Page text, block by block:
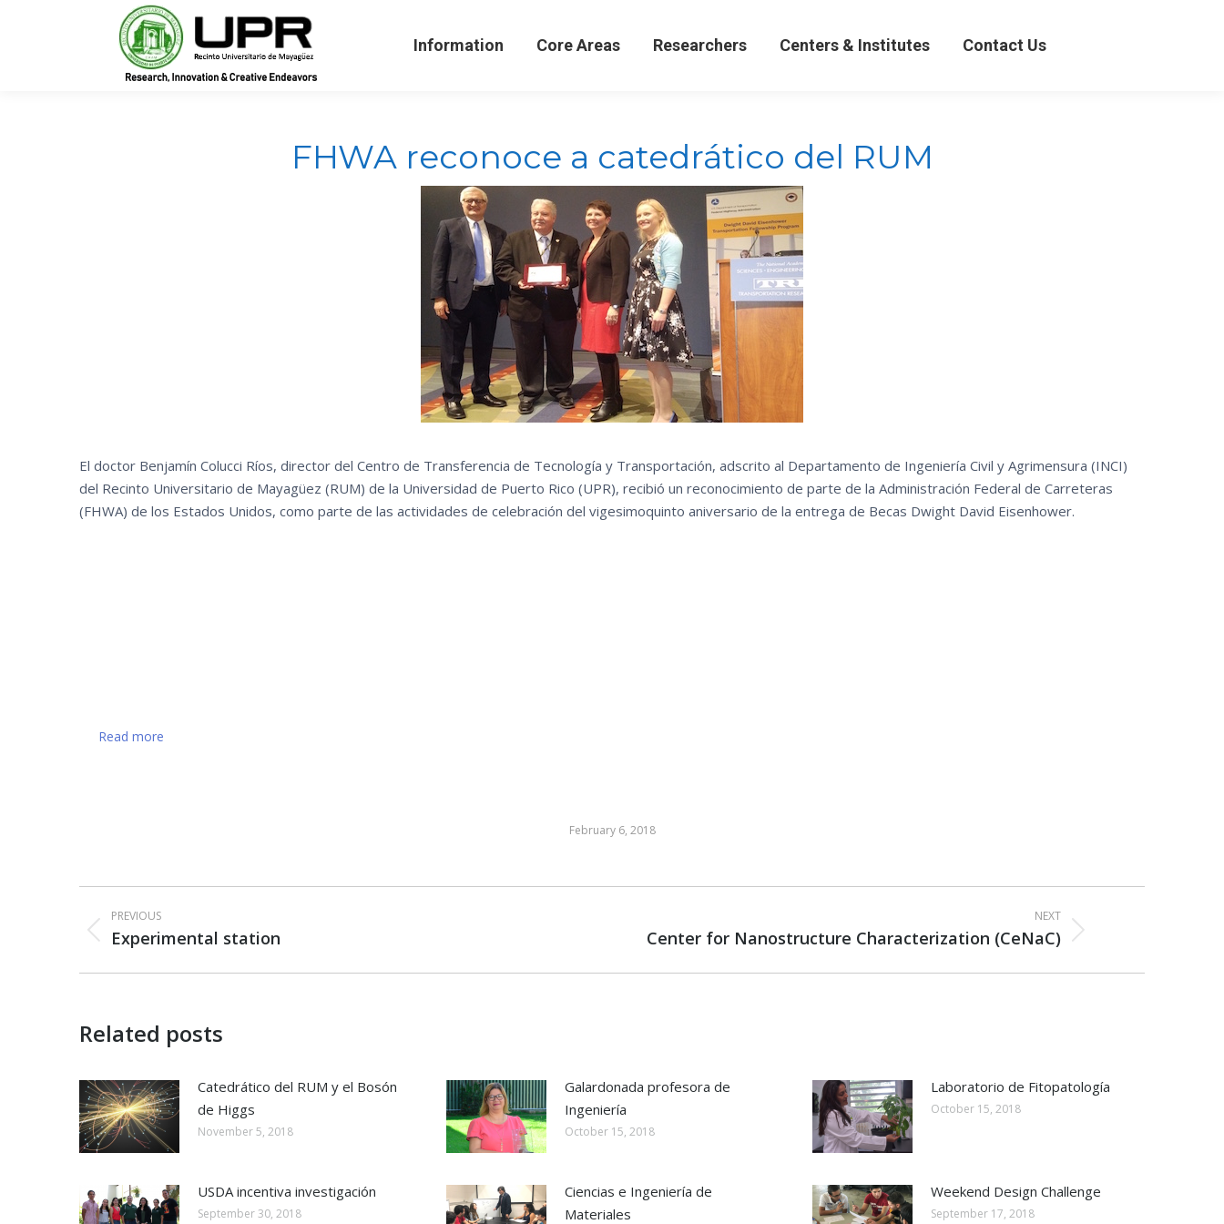
Information Core Areas Researchers Centers & Institutes Contact Us
FHWA reconoce a catedrático del RUM
El doctor Benjamín Colucci Ríos, director del Centro de Transferencia de Tecnología y Transportación, adscrito al Departamento de Ingeniería Civil y Agrimensura (INCI)
del Recinto Universitario de Mayagüez (RUM) de la Universidad de Puerto Rico (UPR), recibió un reconocimiento de parte de la Administración Federal de Carreteras
(FHWA) de los Estados Unidos, como parte de las actividades de celebración del vigesimoquinto aniversario de la entrega de Becas Dwight David Eisenhower.
Read more
February 6, 2018
Post
navigation
PREVIOUS
Previous
Experimental station
NEXT
Center for Nanostructure Characterization (CeNaC)
Related posts
Catedrático del RUM y el Bosón
de Higgs
November 5, 2018
Galardonada profesora de
Ingeniería
October 15, 2018
Laboratorio de Fitopatología
October 15, 2018
USDA incentiva investigación
September 30, 2018
Ciencias e Ingeniería de
Materiales
Weekend Design Challenge
September 17, 2018
Information Core Areas Researchers Centers & Institutes Contact Us